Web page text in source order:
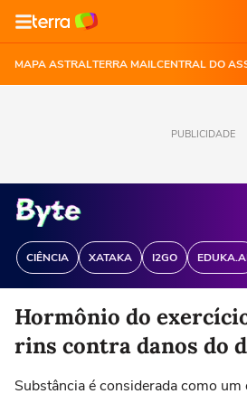
MAPA ASTRALTERRA MAILCENTRAL DO
PUBLICIDADE
CIÊNCIA XATAKA I2GO
Hormônio do
rins contra danos do
Substância é considerada como